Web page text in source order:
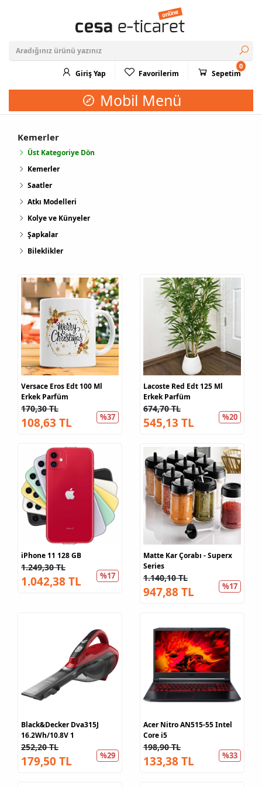
Giriş Yap Favorilerim
0
Sepetim
Mobil Menü
Kemerler
Üst Kategoriye Dön
Kemerler
Saatler
Atkı Modelleri
Kolye ve Künyeler
Şapkalar
Bileklikler
Versace Eros Edt 100 Ml
Erkek Parfüm
170,30 TL
%37
108,63 TL
Lacoste Red Edt 125 Ml
Erkek Parfüm
674,70 TL
%20
545,13 TL
iPhone 11 128 GB
1.249,30 TL
%17
1.042,38 TL
Matte Kar Çorabı - Superx
Series
1.140,10 TL
%17
947,88 TL
Black&Decker Dva315J
16.2Wh/10.8V 1
252,20 TL
%29
179,50 TL
Acer Nitro AN515-55 Intel
Core i5
198,90 TL
%33
133,38 TL